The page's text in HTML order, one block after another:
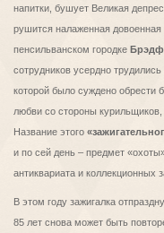
напитки, бушует Великая
рушится налаженная
пенсильванском городке
сотрудников усердно
которой было суждено обрести
любви со стороны
Название этого
и по сей день – предмет
антиквариата и коллекционных
В этом году зажигалка
85 лет снова может быть